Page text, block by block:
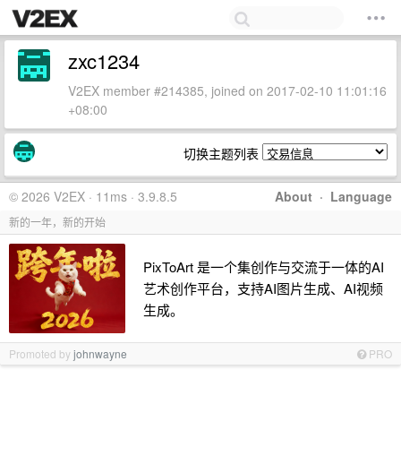
zxc1234
V2EX member #214385, joined on 2017-02-10 11:01:16
+08:00
切换主题列表
About · Language
© 2026 V2EX · 11ms · 3.9.8.5
新的一年，新的开始
PixToArt 是一个集创作与交流于一体的AI
艺术创作平台，支持AI图片生成、AI视频
生成。
Promoted byjohnwayne PRO